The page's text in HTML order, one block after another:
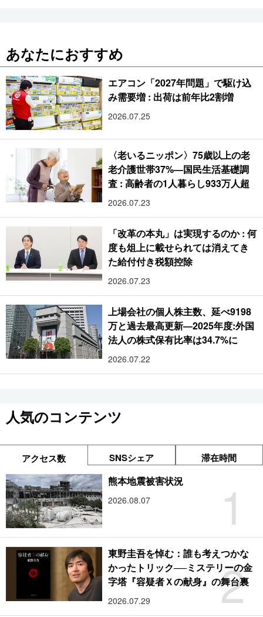
あなたにおすすめ
エアコン「2027年問題」で駆け込
み需要増 : 出荷は前年比2割増
2026.07.25
〈老いるニッポン〉75歳以上の老
老介護世帯37%―国民生活基礎調
査 : 高齢者の1人暮らし933万人超
2026.07.23
「改革の本丸」は実現するのか : 何
度も俎上に載せられては消えてき
た給付付き税額控除
2026.07.23
上場会社の個人株主数、延べ9198
万と過去最高更新―2025年度:外国
法人の株式保有比率は34.7%に
2026.07.22
人気のコンテンツ
アクセス数 SNSシェア 滞在時間
1
熊本地震被害状況
2026.08.07
2
東野圭吾を悼む：誰も考えつかな
かったトリック──ミステリーの金
字塔『容疑者Ｘの献身』の舞台裏
2026.07.29